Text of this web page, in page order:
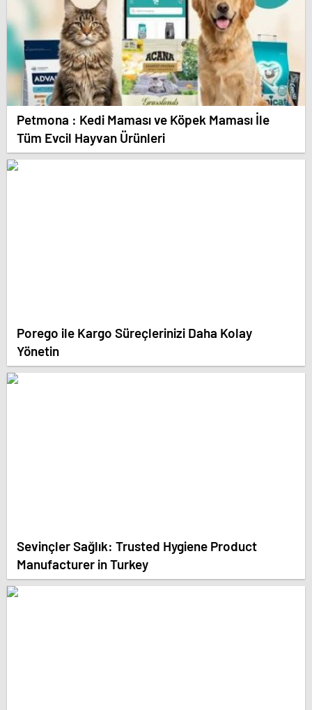
Petmona : Kedi Maması ve Köpek Maması İle
Tüm Evcil Hayvan Ürünleri
Porego ile Kargo Süreçlerinizi Daha Kolay
Yönetin
Sevinçler Sağlık: Trusted Hygiene Product
Manufacturer in Turkey